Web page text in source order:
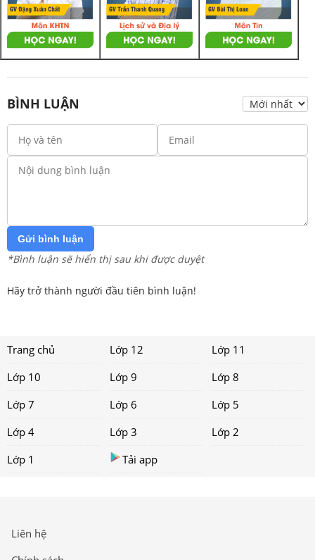
BÌNH LUẬN
Gửi bình luận
*Bình luận sẽ hiển thị sau khi được duyệt
Hãy trở thành người đầu tiên bình luận!
Trang chủ Lớp 12
Lớp 11
Lớp 10
Lớp 9
Lớp 8
Lớp 7
Lớp 6
Lớp 5
Lớp 4
Lớp 3
Lớp 2
Lớp 1
Tải app
Liên hệ